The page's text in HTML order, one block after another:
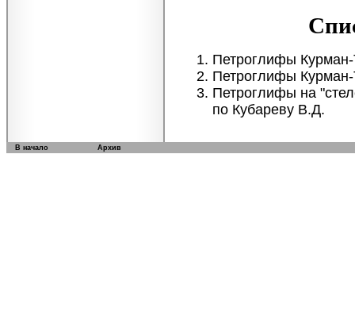
Петроглифы Курман-
Петроглифы
Петроглифы на
по Кубареву В.Д.
В начало Архив